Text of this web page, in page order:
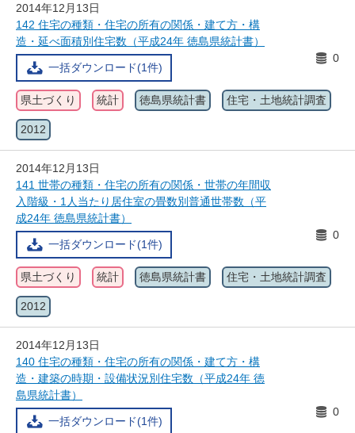
2014年12月13日
142 住宅の種類・住宅の所有の関係・建て方・構
造・延べ面積別住宅数（平成24年 徳島県統計書）
一括ダウンロード(1件)
0
県土づくり 統計 徳島県統計書 住宅・土地統計調査
2012
2014年12月13日
141 世帯の種類・住宅の所有の関係・世帯の年間収
入階級・1人当たり居住室の畳数別普通世帯数（平
成24年 徳島県統計書）
一括ダウンロード(1件)
0
県土づくり 統計 徳島県統計書 住宅・土地統計調査
2012
2014年12月13日
140 住宅の種類・住宅の所有の関係・建て方・構
造・建築の時期・設備状況別住宅数（平成24年 徳
島県統計書）
一括ダウンロード(1件)
0